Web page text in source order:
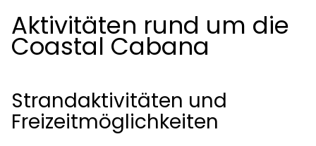
Aktivitäten rund um die
Coastal Cabana
Strandaktivitäten und
Freizeitmöglichkeiten